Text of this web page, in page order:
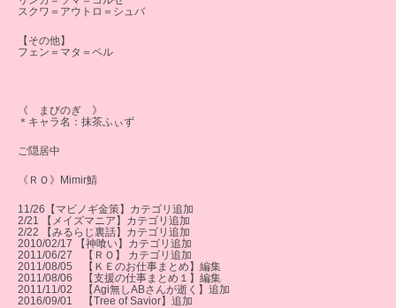
スクワ＝アウトロ＝シュバ
【その他】
フェン＝マタ＝ペル
《 まびのぎ 》
＊キャラ名：抹茶ふぃず
ご隠居中
《ＲＯ》Mimir鯖
11/26【マビノギ金策】カテゴリ追加
2/21 【メイズマニア】カテゴリ追加
2/22 【みるらじ裏話】カテゴリ追加
2010/02/17 【神喰い】カテゴリ追加
2011/06/27 【ＲＯ】 カテゴリ追加
2011/08/05 【ＫＥのお仕事まとめ】編集
2011/08/06 【支援の仕事まとめ１】編集
2011/11/02 【Agi無しABさんが逝く】追加
2016/09/01 【Tree of Savior】追加